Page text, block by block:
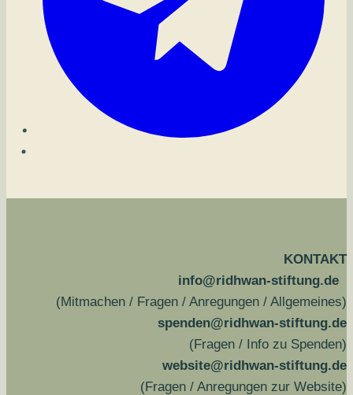
KONTAKT
info@ridhwan-stiftung.de
(Mitmachen / Fragen / Anregungen / Allgemeines)
spenden@ridhwan-stiftung.de
(Fragen / Info zu Spenden)
website@ridhwan-stiftung.de
(Fragen / Anregungen zur Website)